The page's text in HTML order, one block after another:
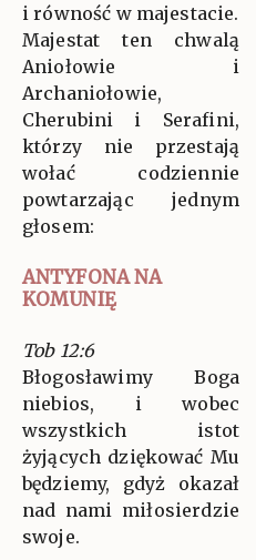
i równość w majestacie.
Majestat ten chwalą
Aniołowie i
Archaniołowie,
Cherubini i Serafini,
którzy nie przestają
wołać codziennie
powtarzając jednym
głosem:
ANTYFONA NA
KOMUNIĘ
Tob 12:6
Błogosławimy Boga
niebios, i wobec
wszystkich istot
żyjących dziękować Mu
będziemy, gdyż okazał
nad nami miłosierdzie
swoje.